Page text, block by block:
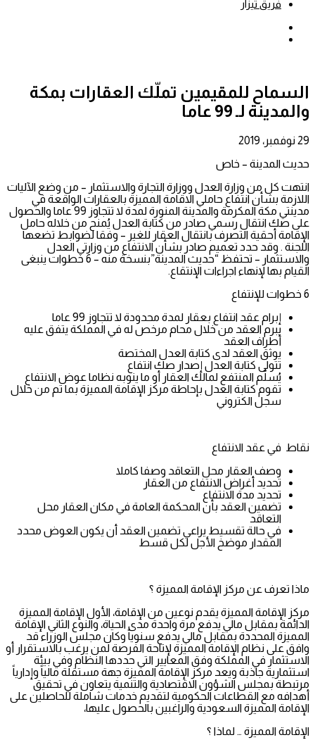
فريق تيزار
السماح للمقيمين تملّك العقارات بمكة
والمدينة لـ 99 عاما
29 نوفمبر، 2019
حديث المدينة – خاص
انتهت كل من وزارة العدل ووزارة التجارة والاستثمار – من وضع الآليات
اللازمة بشأن انتفاع حاملي الاقامة المميزة بالعقارات الواقعة في
مدينتي مكة المكرمة والمدينة المنورة لمدة لا تتجاوز 99 عاما والحصول
على صك انتقال رسمي صادر من كتابة العدل يُمنح من خلاله حامل
الإقامة أحقية التصرف بانتقال العقار للغير – وفقا لضوابط تضعها
اللجنة . وقد حدد تعميم صادر بشأن الانتفاع من وزارتي العدل
والاستثمار – تحتفظ “حديث المدينة”بنسخة منه – 6 خطوات ينبغى
القيام بها لإنهاء اجراءات الإنتقاع.
6 خطوات للإنتفاع
إبرام عقد انتفاع بعقار لمدة محدودة لا تتجاوز 99 عاما
يبرم العقد من خلال محام مرخص له في المملكة يتفق عليه
أطراف العقد
يوثق العقد لدى كتابة العدل المختصة
تتولى كتابة العدل إصدار صك انتفاع
يُسلّم المنتفع لمالك العقار أو ما ينوبه نظاما عوض الانتفاع
تقوم كتابة العدل بإحاطة مركز الإقامة المميزة بما تم من خلال
سجل الكتروني
نقاط في عقد الانتفاع
وصف العقار محل التعاقد وصفا كاملا
تحديد أغراض الانتفاع من العقار
تحديد مدة الانتفاع
تضمين العقد بأن المحكمة العامة في مكان العقار محل
التعاقد
في حالة تقسيط يراعي تضمين العقد أن يكون العوض محدد
المقدار موضخ الأجل لكل قسط
ماذا تعرف عن مركز الإقامة المميزة ؟
مركز الإقامة المميزة يقدم نوعين من الإقامة، الأول الإقامة المميزة
الدائمة بمقابل مالي يدفع مرة واحدة مدى الحياة، والنوع الثاني الإقامة
المميزة المحددة بمقابل مالي يدفع سنوياً وكان مجلس الوزراء قد
وافق على نظام الإقامة المميزة لإتاحة الفرصة لمن يرغب بالاستقرار أو
الاستثمار في المملكة وفق المعايير التي حددها النظام وفي بيئة
استثمارية جاذبة ويعد مركز الإقامة المميزة جهة مستقلة مالياً وإدارياً
مرتبطة بمجلس الشؤون الاقتصادية والتنمية يتعاون في تحقيق
أهدافه مع القطاعات الحكومية لتقديم خدمات شاملة للحاصلين على
الإقامة المميزة السعودية والراغبين بالحصول عليها،
الإقامة المميزة … لماذا ؟